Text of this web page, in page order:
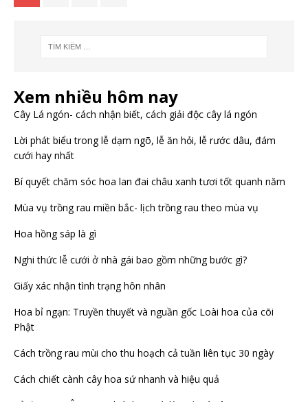
Xem nhiều hôm nay
Cây Lá ngón- cách nhận biết, cách giải độc cây lá ngón
Lời phát biểu trong lễ dạm ngõ, lễ ăn hỏi, lễ rước dâu, đám
cưới hay nhất
Bí quyết chăm sóc hoa lan đai châu xanh tươi tốt quanh năm
Mùa vụ trồng rau miền bắc- lịch trồng rau theo mùa vụ
Hoa hồng sáp là gì
Nghi thức lễ cưới ở nhà gái bao gồm những bước gì?
Giấy xác nhận tình trạng hôn nhân
Hoa bỉ ngạn: Truyền thuyết và nguần gốc Loài hoa của cõi
Phật
Cách trồng rau mùi cho thu hoạch cả tuần liên tục 30 ngày
Cách chiết cành cây hoa sứ nhanh và hiệu quả